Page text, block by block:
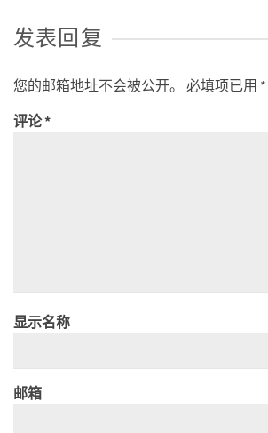
发表回复
您的邮箱地址不会被公开。 必填项已用 *
评论*
显示名称
邮箱